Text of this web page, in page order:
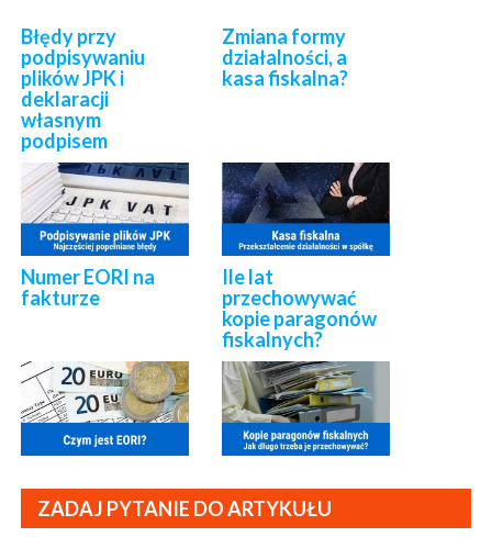
Błędy przy
podpisywaniu
plików JPK i
deklaracji
własnym
podpisem
Zmiana formy
działalności, a
kasa fiskalna?
Numer EORI na
fakturze
Ile lat
przechowywać
kopie paragonów
fiskalnych?
ZADAJ PYTANIE DO ARTYKUŁU